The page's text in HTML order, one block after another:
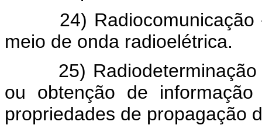
24) Radiocomunicação -
meio de onda radioelétrica.
25) Radiodeterminação -
ou obtenção de
propriedades de propagação